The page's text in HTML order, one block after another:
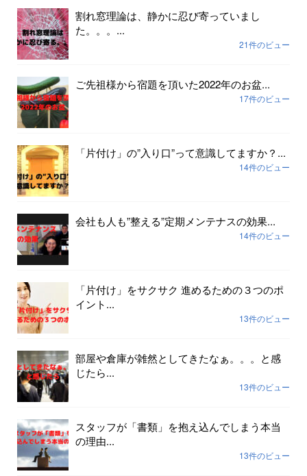
割れ窓理論は、静かに忍び寄っていまし
た。。。...
21件のビュー
ご先祖様から宿題を頂いた2022年のお盆...
17件のビュー
「片付け」の”入り口”って意識してますか？...
14件のビュー
会社も人も”整える”定期メンテナスの効果...
14件のビュー
「片付け」をサクサク 進めるための３つのポ
イント...
13件のビュー
部屋や倉庫が雑然としてきたなぁ。。。と感
じたら...
13件のビュー
スタッフが「書類」を抱え込んでしまう本当
の理由...
13件のビュー